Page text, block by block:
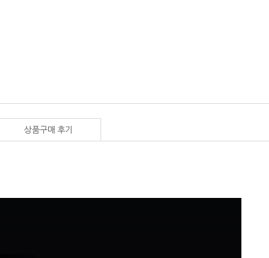
상품구매 후기